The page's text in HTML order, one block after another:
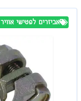
אביזרים לפטישי אוויר